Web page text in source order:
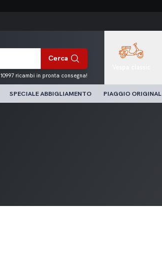
Cerca
10997 ricambi in pronta consegna!
SPECIALE ABBIGLIAMENTO PIAGGIO ORIGINAL